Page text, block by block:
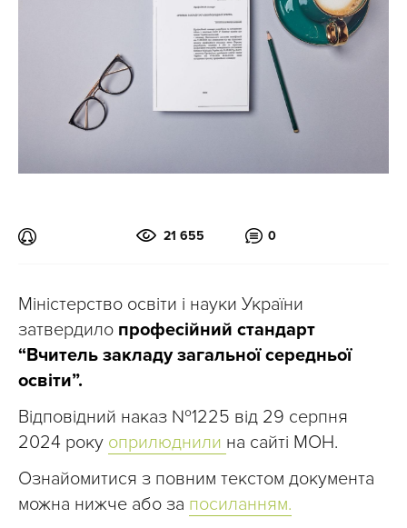
21 655 0
Міністерство освіти і науки України
затвердило професійний стандарт
“Вчитель закладу загальної середньої
освіти”.
Відповідний наказ №1225 від 29 серпня
2024 року оприлюднили на сайті МОН.
Ознайомитися з повним текстом документа
можна нижче або за посиланням.